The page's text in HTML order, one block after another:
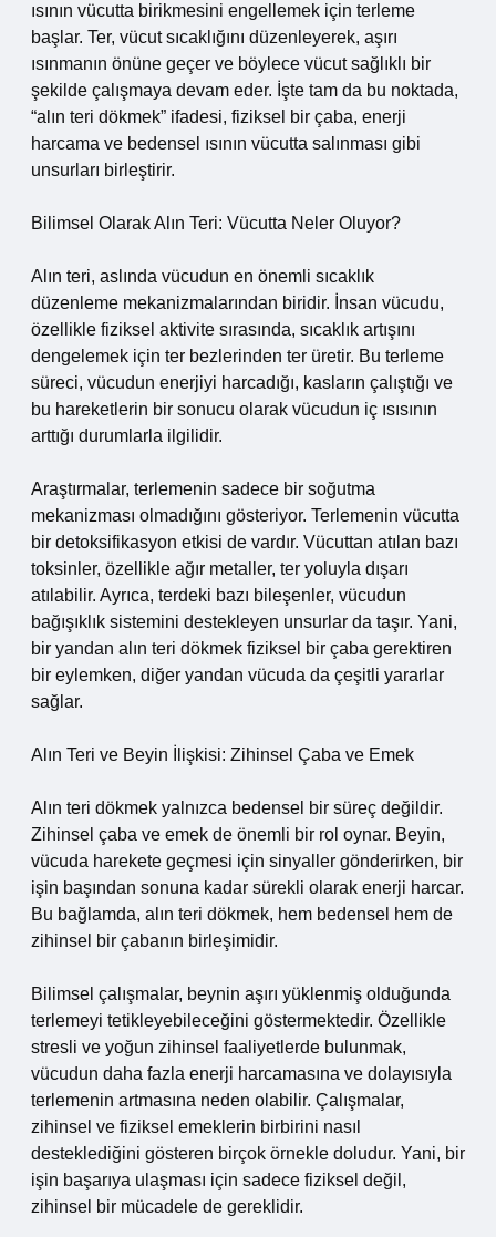
ısının vücutta birikmesini engellemek için terleme
başlar. Ter, vücut sıcaklığını düzenleyerek, aşırı
ısınmanın önüne geçer ve böylece vücut sağlıklı bir
şekilde çalışmaya devam eder. İşte tam da bu noktada,
“alın teri dökmek” ifadesi, fiziksel bir çaba, enerji
harcama ve bedensel ısının vücutta salınması gibi
unsurları birleştirir.
Bilimsel Olarak Alın Teri: Vücutta Neler Oluyor?
Alın teri, aslında vücudun en önemli sıcaklık
düzenleme mekanizmalarından biridir. İnsan vücudu,
özellikle fiziksel aktivite sırasında, sıcaklık artışını
dengelemek için ter bezlerinden ter üretir. Bu terleme
süreci, vücudun enerjiyi harcadığı, kasların çalıştığı ve
bu hareketlerin bir sonucu olarak vücudun iç ısısının
arttığı durumlarla ilgilidir.
Araştırmalar, terlemenin sadece bir soğutma
mekanizması olmadığını gösteriyor. Terlemenin vücutta
bir detoksifikasyon etkisi de vardır. Vücuttan atılan bazı
toksinler, özellikle ağır metaller, ter yoluyla dışarı
atılabilir. Ayrıca, terdeki bazı bileşenler, vücudun
bağışıklık sistemini destekleyen unsurlar da taşır. Yani,
bir yandan alın teri dökmek fiziksel bir çaba gerektiren
bir eylemken, diğer yandan vücuda da çeşitli yararlar
sağlar.
Alın Teri ve Beyin İlişkisi: Zihinsel Çaba ve Emek
Alın teri dökmek yalnızca bedensel bir süreç değildir.
Zihinsel çaba ve emek de önemli bir rol oynar. Beyin,
vücuda harekete geçmesi için sinyaller gönderirken, bir
işin başından sonuna kadar sürekli olarak enerji harcar.
Bu bağlamda, alın teri dökmek, hem bedensel hem de
zihinsel bir çabanın birleşimidir.
Bilimsel çalışmalar, beynin aşırı yüklenmiş olduğunda
terlemeyi tetikleyebileceğini göstermektedir. Özellikle
stresli ve yoğun zihinsel faaliyetlerde bulunmak,
vücudun daha fazla enerji harcamasına ve dolayısıyla
terlemenin artmasına neden olabilir. Çalışmalar,
zihinsel ve fiziksel emeklerin birbirini nasıl
desteklediğini gösteren birçok örnekle doludur. Yani, bir
işin başarıya ulaşması için sadece fiziksel değil,
zihinsel bir mücadele de gereklidir.